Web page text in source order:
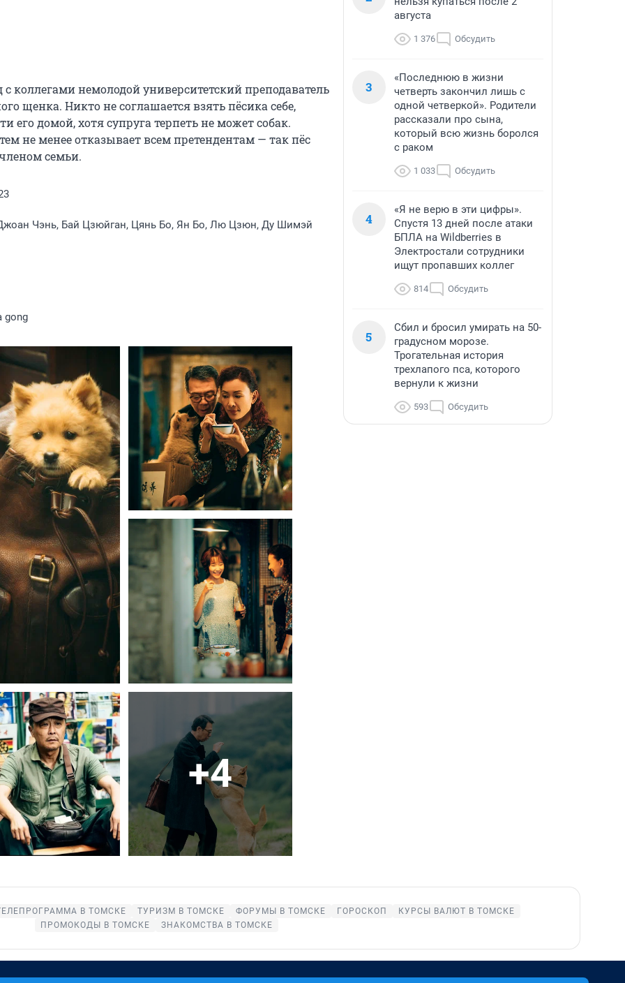
коллегами немолодой университетский преподаватель
щенка. Никто не соглашается взять пёсика себе,
домой, хотя супруга терпеть не может собак.
не менее отказывает всем претендентам — так пёс
семьи.
Чэнь, Бай Цзюйган, Цянь Бо, Ян Бо, Лю Цзюн, Ду Шимэй
gong
+4
августа
1 376 Обсудить
3
«Последнюю в жизни
четверть закончил лишь с
одной четверкой». Родители
рассказали про сына,
который всю жизнь боролся
с раком
1 033 Обсудить
4
«Я не верю в эти цифры».
Спустя 13 дней после атаки
БПЛА на Wildberries в
Электростали сотрудники
ищут пропавших коллег
814 Обсудить
5
Сбил и бросил умирать на 50-
градусном морозе.
Трогательная история
трехлапого пса, которого
вернули к жизни
593 Обсудить
В ТОМСКЕ ТУРИЗМ В ТОМСКЕ ФОРУМЫ В ТОМСКЕ ГОРОСКОП
КУРСЫ ВАЛЮТ В ТОМСКЕ
ПРОМОКОДЫ В ТОМСКЕ
ЗНАКОМСТВА В ТОМСКЕ